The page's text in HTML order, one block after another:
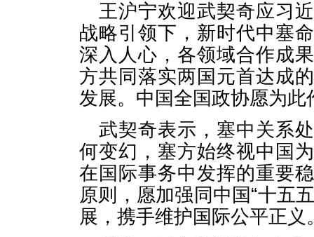
王沪宁欢迎武契奇应习
战略引领下，新时代中塞
深入人心，各领域合作成
方共同落实两国元首达成
发展。中国全国政协愿为此
武契奇表示，塞中关系
何变幻，塞方始终视中国
在国际事务中发挥的重要
原则，愿加强同中国“十五
展，携手维护国际公平正义